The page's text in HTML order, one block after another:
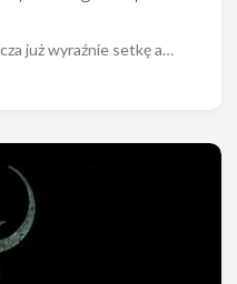
już wyraźnie setkę a…